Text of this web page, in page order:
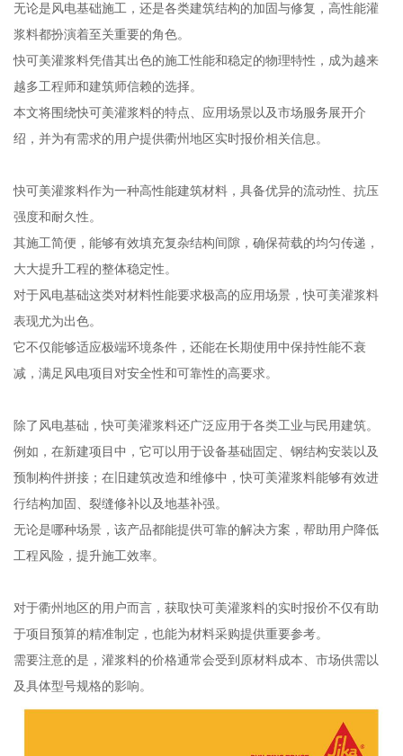
无论是风电基础施工，还是各类建筑结构的加固与修复，高性能灌
浆料都扮演着至关重要的角色。
快可美灌浆料凭借其出色的施工性能和稳定的物理特性，成为越来
越多工程师和建筑师信赖的选择。
本文将围绕快可美灌浆料的特点、应用场景以及市场服务展开介
绍，并为有需求的用户提供衢州地区实时报价相关信息。
快可美灌浆料作为一种高性能建筑材料，具备优异的流动性、抗压
强度和耐久性。
其施工简便，能够有效填充复杂结构间隙，确保荷载的均匀传递，
大大提升工程的整体稳定性。
对于风电基础这类对材料性能要求极高的应用场景，快可美灌浆料
表现尤为出色。
它不仅能够适应极端环境条件，还能在长期使用中保持性能不衰
减，满足风电项目对安全性和可靠性的高要求。
除了风电基础，快可美灌浆料还广泛应用于各类工业与民用建筑。
例如，在新建项目中，它可以用于设备基础固定、钢结构安装以及
预制构件拼接；在旧建筑改造和维修中，快可美灌浆料能够有效进
行结构加固、裂缝修补以及地基补强。
无论是哪种场景，该产品都能提供可靠的解决方案，帮助用户降低
工程风险，提升施工效率。
对于衢州地区的用户而言，获取快可美灌浆料的实时报价不仅有助
于项目预算的精准制定，也能为材料采购提供重要参考。
需要注意的是，灌浆料的价格通常会受到原材料成本、市场供需以
及具体型号规格的影响。